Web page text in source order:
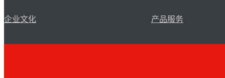
企业文化 产品服务